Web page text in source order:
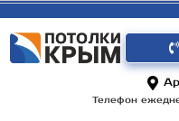
Телефон